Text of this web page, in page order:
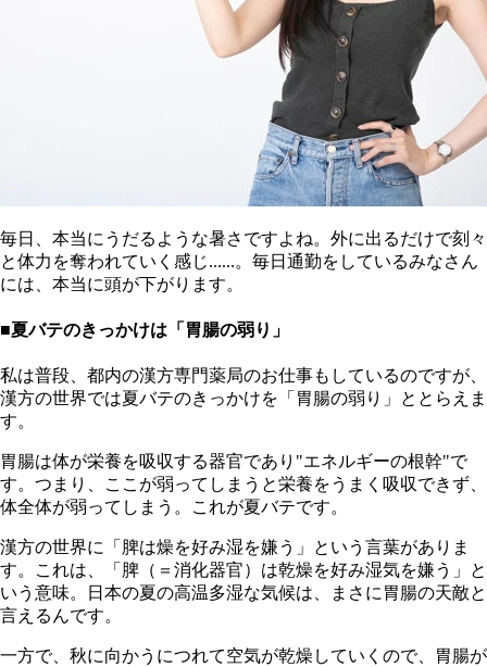
毎日、本当にうだるような暑さですよね。外に出るだけで刻々
と体力を奪われていく感じ......。毎日通勤をしているみなさん
には、本当に頭が下がります。
■夏バテのきっかけは「胃腸の弱り」
私は普段、都内の漢方専門薬局のお仕事もしているのですが、
漢方の世界では夏バテのきっかけを「胃腸の弱り」ととらえま
す。
胃腸は体が栄養を吸収する器官であり"エネルギーの根幹"で
す。つまり、ここが弱ってしまうと栄養をうまく吸収できず、
体全体が弱ってしまう。これが夏バテです。
漢方の世界に「脾は燥を好み湿を嫌う」という言葉がありま
す。これは、「脾（＝消化器官）は乾燥を好み湿気を嫌う」と
いう意味。日本の夏の高温多湿な気候は、まさに胃腸の天敵と
言えるんです。
一方で、秋に向かうにつれて空気が乾燥していくので、胃腸が